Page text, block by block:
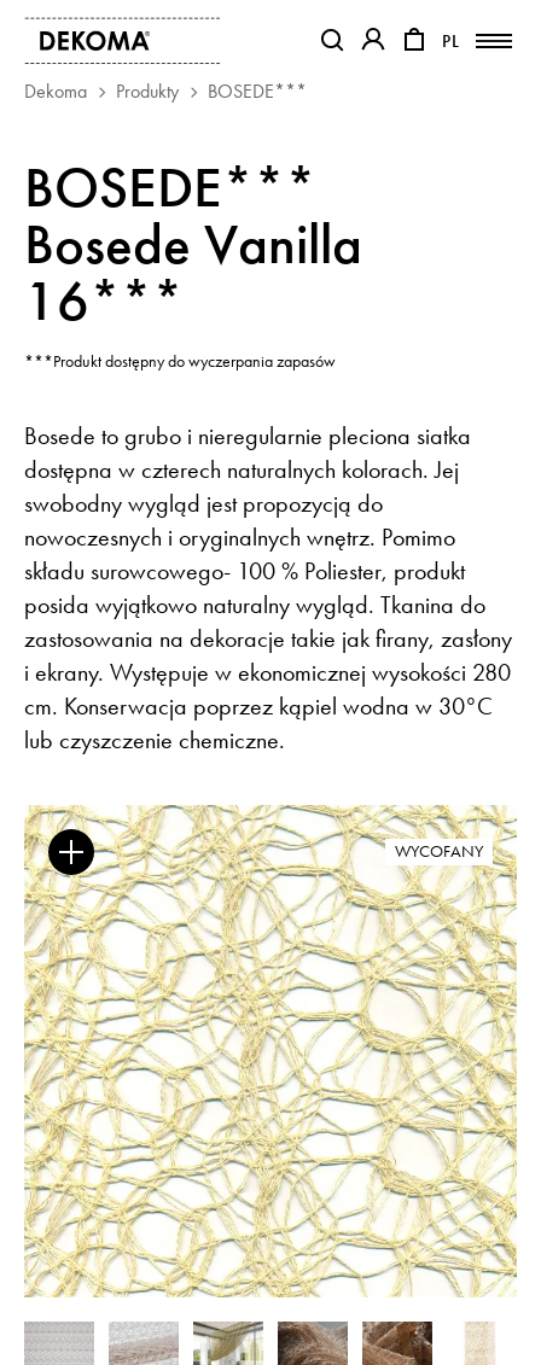
PL
PL
MAGAZYN
O NAS
KONTAKT
REALIZACJE
Flora – szenil inspirowany naturą
Baza wiedzy
ISSUUOtwiera link w nowej karcie
InstagramOtwiera link w nowej
PinterestOtwiera link w nowej karcie
YoutubeOtwiera link w nowej karcie
Pulpit KontrahentaOtwiera link
Dekoma Produkty BOSEDE***
BOSEDE***
Bosede Vanilla
16***
***Produkt dostępny do wyczerpania zapasów
Bosede to grubo i nieregularnie pleciona siatka
dostępna w czterech naturalnych kolorach. Jej
swobodny wygląd jest propozycją do
nowoczesnych i oryginalnych wnętrz. Pomimo
składu surowcowego- 100 % Poliester, produkt
posida wyjątkowo naturalny wygląd. Tkanina do
zastosowania na dekoracje takie jak firany, zasłony
i ekrany. Występuje w ekonomicznej wysokości 280
cm. Konserwacja poprzez kąpiel wodna w 30°C
lub czyszczenie chemiczne.
WYCOFANY